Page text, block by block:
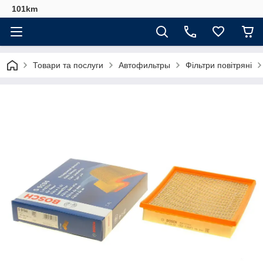
101km
Товари та послуги Автофильтры Фільтри повітряні